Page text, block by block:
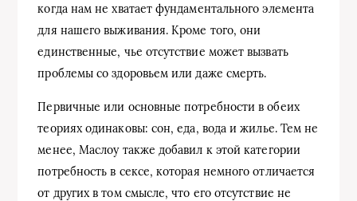
когда нам не хватает фундаментального элемента
для нашего выживания. Кроме того, они
единственные, чье отсутствие может вызвать
проблемы со здоровьем или даже смерть.
Первичные или основные потребности в обеих
теориях одинаковы: сон, еда, вода и жилье. Тем не
менее, Маслоу также добавил к этой категории
потребность в сексе, которая немного отличается
от других в том смысле, что его отсутствие не